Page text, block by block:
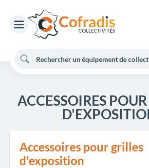
ACCESSOIRES
Accessoires pour grilles
d'exposition